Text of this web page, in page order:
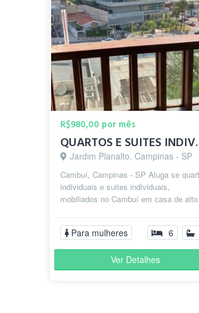
R$980,00 por mês
Jardim Planalto, Campinas - SP
Cambuí, Campinas - SP Aluga se
individuais e suites individuais,
mobiliados no Cambuí em casa de alto
s...
Para mulheres 6
Ver Detalhes